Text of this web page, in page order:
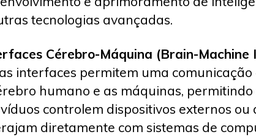
tecnologias avançadas.
Cérebro-Máquina (Brain-Machine
interfaces permitem uma
humano e as máquinas, permitindo
controlem dispositivos externos ou
diretamente com sistemas de